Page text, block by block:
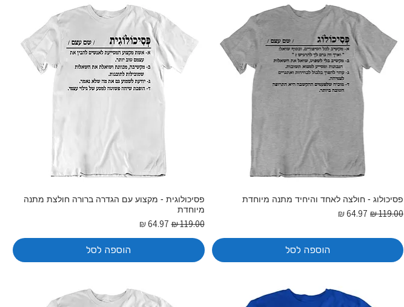
פסיכולוג - חולצה לאחד והיחיד מתנה מיוחדת
מחיר רגיל מחיר מבצע
הוספה לסל
פסיכולוגית - מקצוע עם הגדרה ברורה חולצת מתנה
מיוחדת
מחיר רגיל‏119.00 ‏₪ מחיר מבצע
הוספה לסל